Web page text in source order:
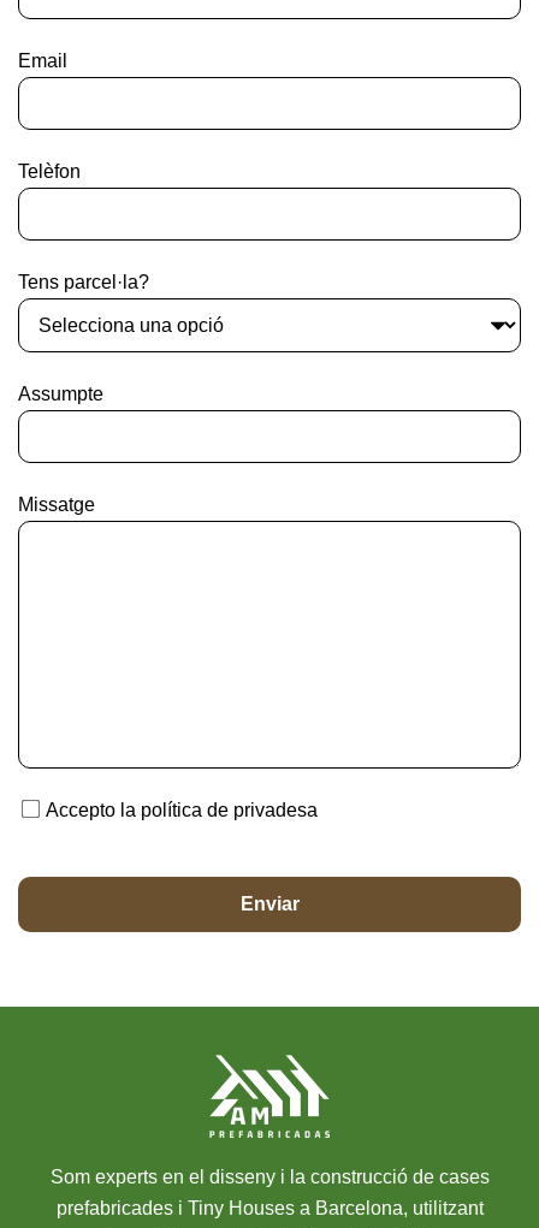
Email
Telèfon
Tens parcel·la?
Assumpte
Missatge
Accepto la política de privadesa
Som experts en el disseny i la construcció de cases
prefabricades i Tiny Houses a Barcelona, utilitzant